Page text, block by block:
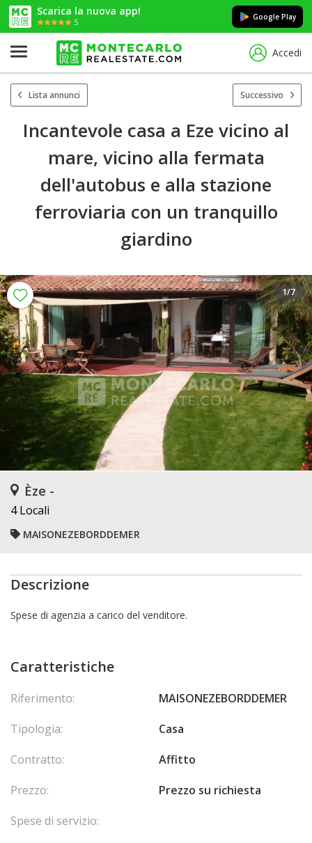
Scarica la nuova app!
5
Google Play
Accedi
Lista annunci Successivo
Incantevole casa a Eze vicino al
mare, vicino alla fermata
dell'autobus e alla stazione
ferroviaria con un tranquillo
giardino
1/7
Èze -
4 Locali
MAISONEZEBORDDEMER
Descrizione
Spese di agenzia a carico del venditore.
Caratteristiche
Riferimento:
MAISONEZEBORDDEMER
Tipologia:
Casa
Contratto:
Affitto
Prezzo:
Prezzo su richiesta
Spese di servizio: